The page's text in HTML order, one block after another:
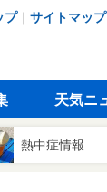
プ｜ サイトマップ
天気ニ
熱中症情報